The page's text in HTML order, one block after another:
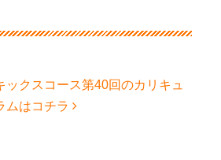
ックスコース第40回のカリキュ
ムはコチラ